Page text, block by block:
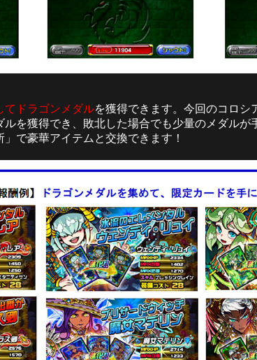
てドラゴンメダルを獲得できます。今回のコロシ
を獲得でき、敗北した場合でも少量のメダルが
で豪華アイテムと交換できます！